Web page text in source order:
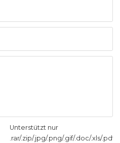
Unterstützt nur
.rar/.zip/.jpg/.png/.gif/.doc/.xls/.pdf,